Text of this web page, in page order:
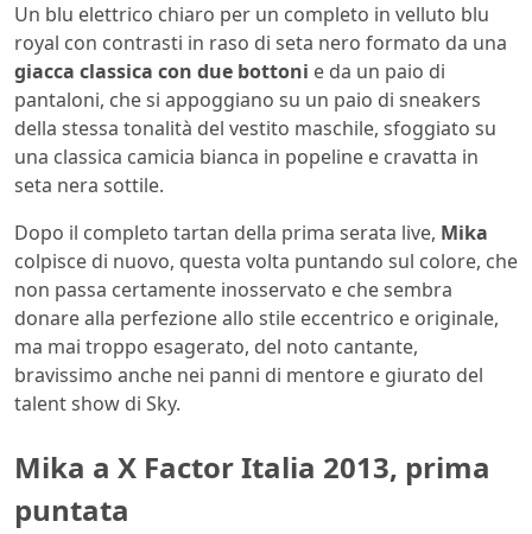
Un blu elettrico chiaro per un completo in velluto blu
royal con contrasti in raso di seta nero formato da una
giacca classica con due bottoni e da un paio di
pantaloni, che si appoggiano su un paio di sneakers
della stessa tonalità del vestito maschile, sfoggiato su
una classica camicia bianca in popeline e cravatta in
seta nera sottile.
Dopo il completo tartan della prima serata live, Mika
colpisce di nuovo, questa volta puntando sul colore, che
non passa certamente inosservato e che sembra
donare alla perfezione allo stile eccentrico e originale,
ma mai troppo esagerato, del noto cantante,
bravissimo anche nei panni di mentore e giurato del
talent show di Sky.
Mika a X Factor Italia 2013, prima
puntata